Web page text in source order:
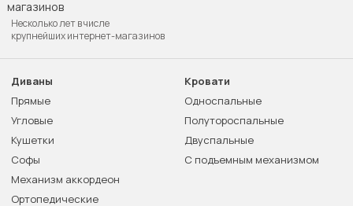
Несколько лет в числе
крупнейших интернет-магазинов
Диваны
Прямые
Угловые
Кушетки
Софы
Механизм аккордеон
Ортопедические
Кровати
Односпальные
Полутороспальные
Двуспальные
С подъемным механизмом